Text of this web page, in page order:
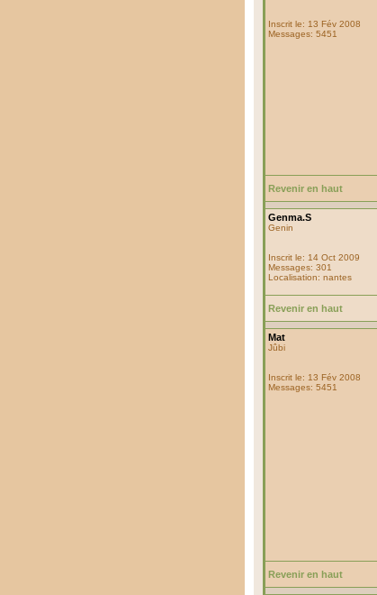
Inscrit le: 13 Fév 2008
Messages: 5451
Revenir en haut
Genma.S
Genin
Inscrit le: 14 Oct 2009
Messages: 301
Localisation: nantes
Revenir en haut
Mat
Jûbi
Inscrit le: 13 Fév 2008
Messages: 5451
Revenir en haut